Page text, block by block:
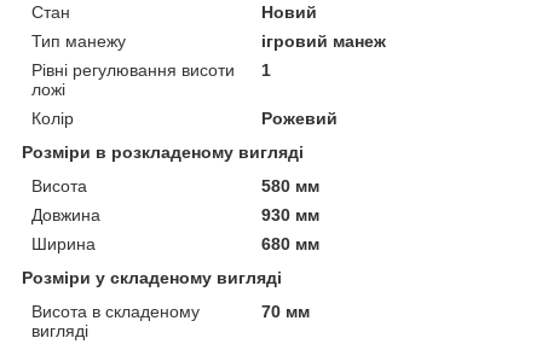
Стан
Новий
Тип манежу
ігровий манеж
Рівні регулювання висоти
ложі
1
Колір
Рожевий
Розміри в розкладеному вигляді
Висота
580 мм
Довжина
930 мм
Ширина
680 мм
Розміри у складеному вигляді
Висота в складеному
вигляді
70 мм